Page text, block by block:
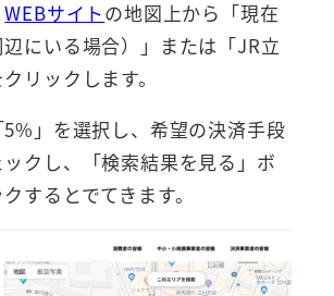
WEBサイトの地図上から「現在
にいる場合）」または「JR立
リックします。
」を選択し、希望の決済手段
クし、「検索結果を見る」ボ
するとでてきます。